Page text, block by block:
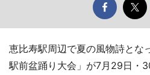
恵比寿駅周辺で夏の風物詩とな
駅前盆踊り大会」が7月29日・